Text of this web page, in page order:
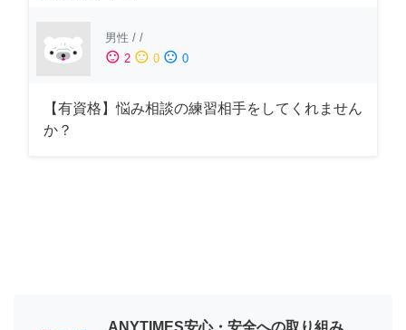
男性 / /
sentiment_satisfied 2 sentiment_neutral 0 sentiment_dissatisfied 0
【有資格】悩み相談の練習相手をしてくれません
か？
ANYTIMES安心・安全への取り組み